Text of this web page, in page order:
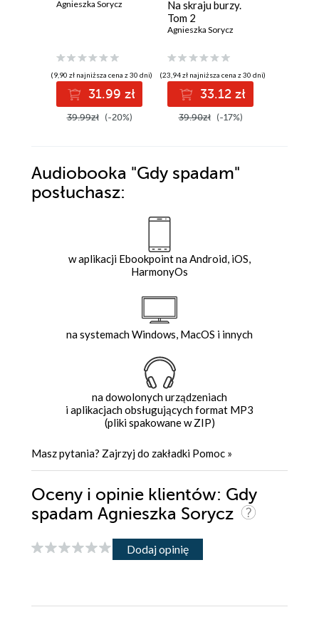
Agnieszka Sorycz
(9,90 zł najniższa cena z 30 dni)
31.99 zł
39.99zł (-20%)
Na skraju burzy.
Tom 2
Agnieszka Sorycz
(23,94 zł najniższa cena z 30 dni)
33.12 zł
39.90zł (-17%)
Audiobooka "Gdy spadam"
posłuchasz:
w aplikacji Ebookpoint na Android, iOS,
HarmonyOs
na systemach Windows, MacOS i innych
na dowolonych urządzeniach
i aplikacjach obsługujących format MP3
(pliki spakowane w ZIP)
Masz pytania? Zajrzyj do zakładki Pomoc »
Oceny i opinie klientów: Gdy
spadam Agnieszka Sorycz
Dodaj opinię